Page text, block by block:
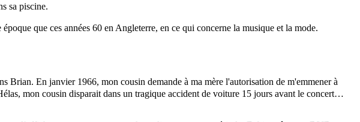
sa piscine.
que ces années 60 en Angleterre, en ce qui concerne la musique et la mode.
Brian. En janvier 1966, mon cousin demande à ma mère l'autorisation de m'emmener à
mon cousin disparait dans un tragique accident de voiture 15 jours avant le concert…